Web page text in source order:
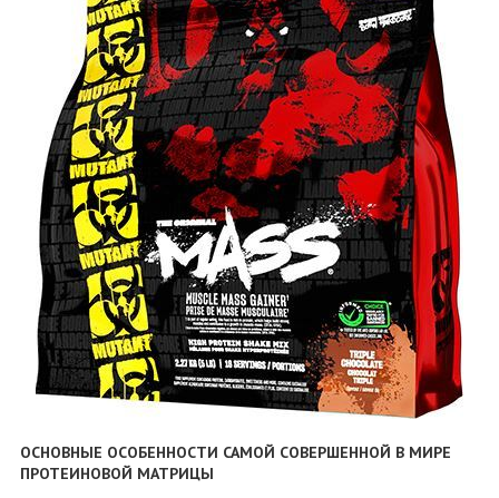
ОСНОВНЫЕ ОСОБЕННОСТИ САМОЙ СОВЕРШЕННОЙ В МИРЕ
ПРОТЕИНОВОЙ МАТРИЦЫ